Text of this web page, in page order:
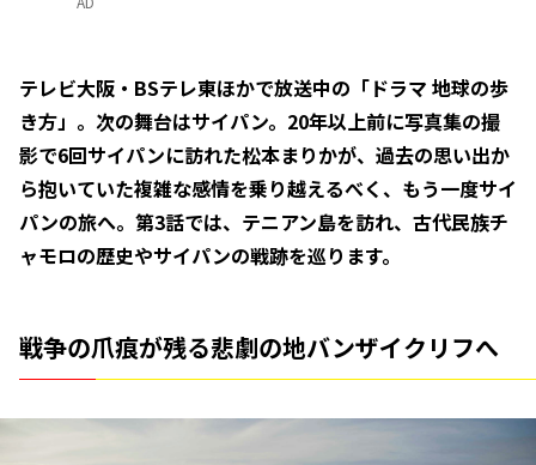
テレビ大阪・BSテレ東ほかで放送中の「ドラマ 地球の歩
き方」。次の舞台はサイパン。20年以上前に写真集の撮
影で6回サイパンに訪れた松本まりかが、過去の思い出か
ら抱いていた複雑な感情を乗り越えるべく、もう一度サイ
パンの旅へ。第3話では、テニアン島を訪れ、古代民族チ
ャモロの歴史やサイパンの戦跡を巡ります。
戦争の爪痕が残る悲劇の地バンザイクリフへ